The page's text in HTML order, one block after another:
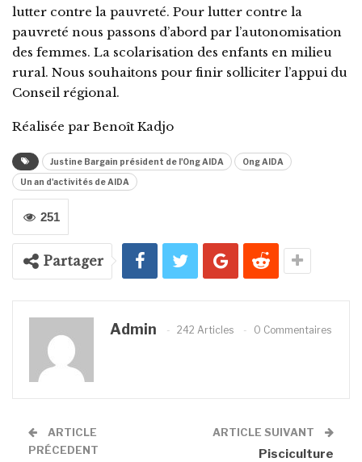
lutter contre la pauvreté. Pour lutter contre la
pauvreté nous passons d’abord par l’autonomisation
des femmes. La scolarisation des enfants en milieu
rural. Nous souhaitons pour finir solliciter l’appui du
Conseil régional.
Réalisée par Benoît Kadjo
Justine Bargain président de l'Ong AIDA Ong AIDA
Un an d'activités de AIDA
251
Partager
Admin 242 Articles 0 Commentaires
ARTICLE
PRÉCEDENT
ARTICLE SUIVANT
Pisciculture